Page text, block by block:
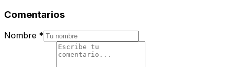
Comentarios
Nombre *